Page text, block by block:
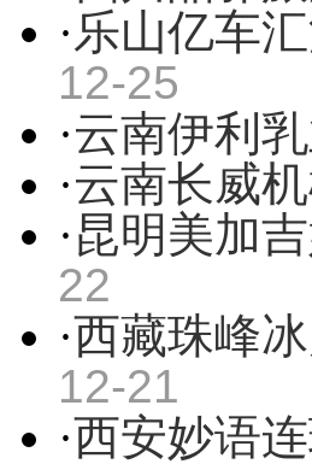
·乐山亿车
12-25
·云南伊利
·云南长威
·昆明美加
22
·西藏珠峰
12-21
·西安妙语